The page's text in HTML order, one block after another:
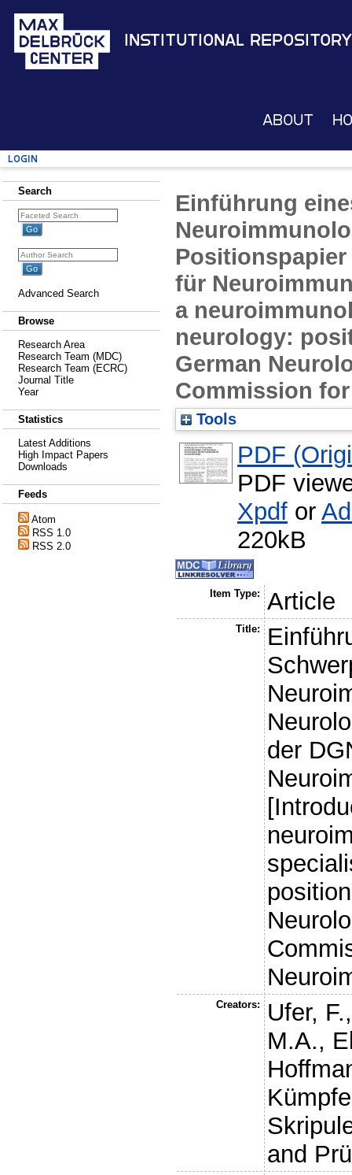
Institutional Repository
About
Login
Search
Advanced Search
Browse
Research Area
Research Team (MDC)
Research Team (ECRC)
Journal Title
Year
Statistics
Latest Additions
High Impact Papers
Downloads
Feeds
Atom
RSS 1.0
RSS 2.0
Einführung
für
a
neurology:
German
Commission
Tools
PDF
PDF
Xpdf or
220kB
Item Type: Article
Title:
der
Creators: Ufer, F.
M.A.,
and